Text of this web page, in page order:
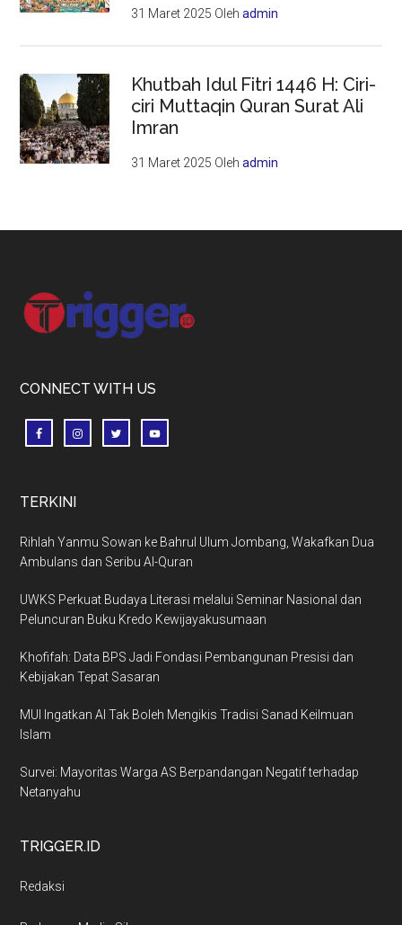
31 Maret 2025 Olehadmin
Khutbah Idul Fitri 1446 H: Ciri-
ciri Muttaqin Quran Surat Ali
Imran
31 Maret 2025 Olehadmin
Footer
CONNECT WITH US
TERKINI
Rihlah Yanmu Sowan ke Bahrul Ulum Jombang, Wakafkan Dua
Ambulans dan Seribu Al-Quran
UWKS Perkuat Budaya Literasi melalui Seminar Nasional dan
Peluncuran Buku Kredo Kewijayakusumaan
Khofifah: Data BPS Jadi Fondasi Pembangunan Presisi dan
Kebijakan Tepat Sasaran
MUI Ingatkan AI Tak Boleh Mengikis Tradisi Sanad Keilmuan
Islam
Survei: Mayoritas Warga AS Berpandangan Negatif terhadap
Netanyahu
TRIGGER.ID
Redaksi